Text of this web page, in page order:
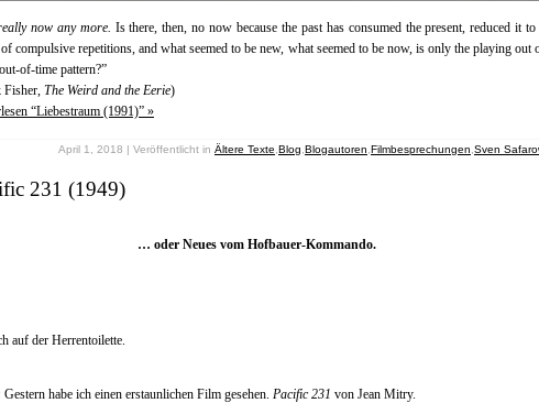
now any more. Is there, then, no now because the past has consumed the present, reduced it to
compulsive repetitions, and what seemed to be new, what seemed to be now, is only the playing out
of-time pattern?”
Fisher, The Weird and the Eerie)
“Liebestraum (1991)” »
April 1, 2018 | Veröffentlicht in Ältere Texte Blog Blogautoren Filmbesprechungen Sven
231 (1949)
… oder Neues vom Hofbauer-Kommando.
auf der Herrentoilette.
Gestern habe ich einen erstaunlichen Film gesehen. Pacific 231 von Jean Mitry.